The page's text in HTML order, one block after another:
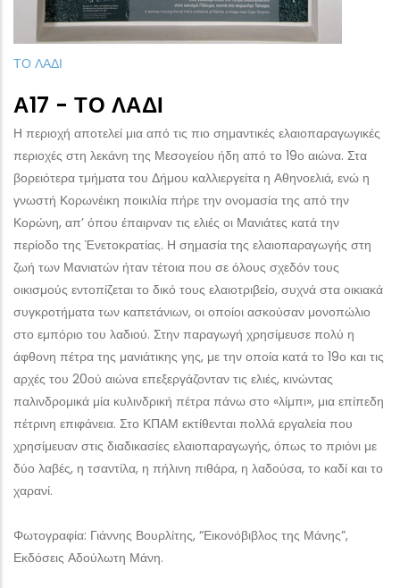
ΤΟ ΛΑΔΙ
Α17 - ΤΟ ΛΆΔΙ
Η περιοχή αποτελεί μια από τις πιο σημαντικές ελαιοπαραγωγικές
περιοχές στη λεκάνη της Μεσογείου ήδη από το 19ο αιώνα. Στα
βορειότερα τμήματα του Δήμου καλλιεργείτα η Αθηνοελιά, ενώ η
γνωστή Κορωνέικη ποικιλία πήρε την ονομασία της από την
Κορώνη, απ’ όπου έπαιρναν τις ελιές οι Μανιάτες κατά την
περίοδο της Ένετοκρατίας. Η σημασία της ελαιοπαραγωγής στη
ζωή των Μανιατών ήταν τέτοια που σε όλους σχεδόν τους
οικισμούς εντοπίζεται το δικό τους ελαιοτριβείο, συχνά στα οικιακά
συγκροτήματα των καπετάνιων, οι οποίοι ασκούσαν μονοπώλιο
στο εμπόριο του λαδιού. Στην παραγωγή χρησίμευσε πολύ η
άφθονη πέτρα της μανιάτικης γης, με την οποία κατά το 19ο και τις
αρχές του 20ού αιώνα επεξεργάζονταν τις ελιές, κινώντας
παλινδρομικά μία κυλινδρική πέτρα πάνω στο «λίμπι», μια επίπεδη
πέτρινη επιφάνεια. Στο ΚΠΑΜ εκτίθενται πολλά εργαλεία που
χρησίμευαν στις διαδικασίες ελαιοπαραγωγής, όπως το πριόνι με
δύο λαβές, η τσαντίλα, η πήλινη πιθάρα, η λαδούσα, το καδί και το
χαρανί.
Φωτογραφία: Γιάννης Βουρλίτης, “Εικονόβιβλος της Μάνης”,
Εκδόσεις Αδούλωτη Μάνη.